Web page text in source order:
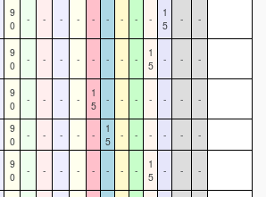
9
0
- - - - - - - - -
1
5
- -
9
0
- - - - - - - -
1
5
- - -
9
0
- - - -
1
5
- - - - - - -
9
0
- - - - -
1
5
- - - - - -
9
0
- - - - - - - -
1
5
- - -